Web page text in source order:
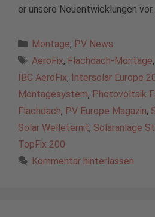
er unsere Neuentwicklungen vor.
Kategorien
Montage, PV News
Schlagwörter
AeroFix, Flachdach-Montage,
IBC AeroFix, Intersolar Europe
Montagesystem, Photovoltaik
Flachdach, PV Europe Magazin,
Solar Welleternit, Solaranlage
TopFix 200
Kommentar hinterlassen